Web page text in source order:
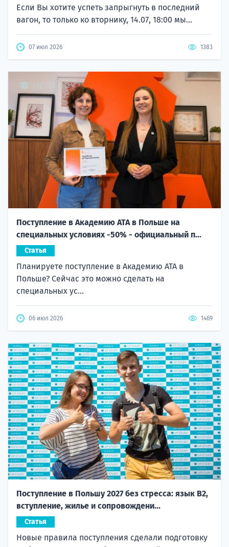
Если Вы хотите успеть запрыгнуть в последний
вагон, то только ко вторнику, 14.07, 18:00 мы...
07 июл 2026 1383
Поступление в Академию ATA в Польше на
специальных условиях -50% - официальный п...
Статья
Планируете поступление в Академию ATA в
Польше? Сейчас это можно сделать на
специальных ус...
06 июл 2026 1469
Поступление в Польшу 2027 без стресса: язык B2,
вступление, жилье и сопровождени...
Статья
Новые правила поступления сделали подготовку